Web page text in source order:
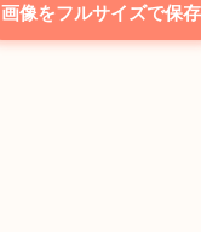
画像をフルサイズで保存